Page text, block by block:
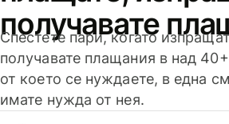
получавате
Спестете пари, когато
получавате плащания в над
от което се нуждаете, в една
имате нужда от нея.